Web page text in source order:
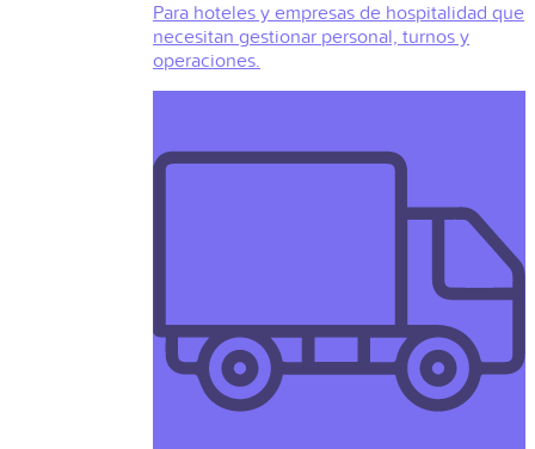
Para hoteles y empresas de hospitalidad que
necesitan gestionar personal, turnos y
operaciones.